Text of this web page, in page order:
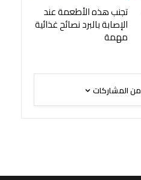
تجنب هذه الأطعمة عند
الإصابة بالبرد نصائح غذائية
مهمة
المشاركات